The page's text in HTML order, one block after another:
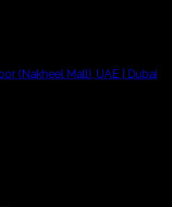
(Nakheel Mall), UAE | Dubai